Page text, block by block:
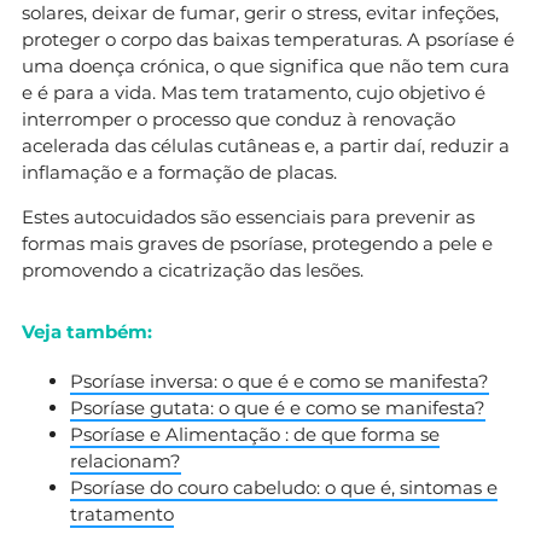
solares, deixar de fumar, gerir o stress, evitar infeções,
proteger o corpo das baixas temperaturas. A psoríase é
uma doença crónica, o que significa que não tem cura
e é para a vida. Mas tem tratamento, cujo objetivo é
interromper o processo que conduz à renovação
acelerada das células cutâneas e, a partir daí, reduzir a
inflamação e a formação de placas.
Estes autocuidados são essenciais para prevenir as
formas mais graves de psoríase, protegendo a pele e
promovendo a cicatrização das lesões.
Veja também:
Psoríase inversa: o que é e como se manifesta?
Psoríase gutata: o que é e como se manifesta?
Psoríase e Alimentação : de que forma se
relacionam?
Psoríase do couro cabeludo: o que é, sintomas e
tratamento